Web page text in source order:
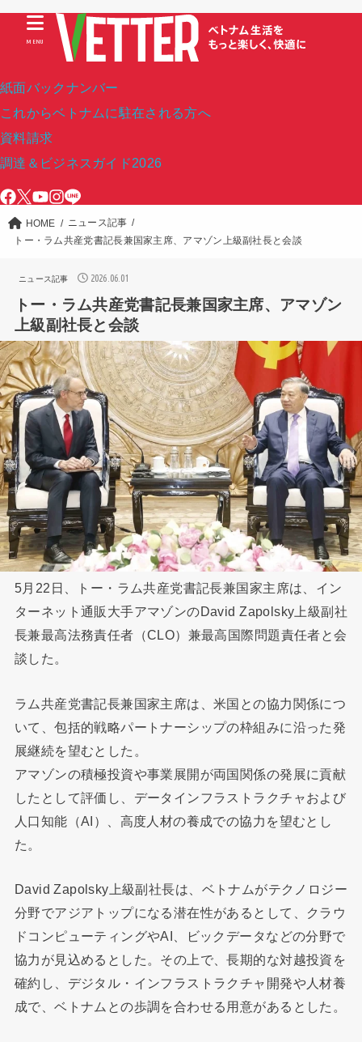
紙面バックナンバー
これからベトナムに駐在される方へ
資料請求
調達＆ビジネスガイド2026
MENU
HOME
ニュース記事
トー・ラム共産党書記長兼国家主席、アマゾン上級副社長と会談
ニュース記事 2026.06.01
トー・ラム共産党書記長兼国家主席、アマゾン
上級副社長と会談
5月22日、トー・ラム共産党書記長兼国家主席は、イン
ターネット通販大手アマゾンのDavid Zapolsky上級副社
長兼最高法務責任者（CLO）兼最高国際問題責任者と会
談した。
ラム共産党書記長兼国家主席は、米国との協力関係につ
いて、包括的戦略パートナーシップの枠組みに沿った発
展継続を望むとした。
アマゾンの積極投資や事業展開が両国関係の発展に貢献
したとして評価し、データインフラストラクチャおよび
人口知能（AI）、高度人材の養成での協力を望むとし
た。
David Zapolsky上級副社長は、ベトナムがテクノロジー
分野でアジアトップになる潜在性があるとして、クラウ
ドコンピューティングやAI、ビックデータなどの分野で
協力が見込めるとした。その上で、長期的な対越投資を
確約し、デジタル・インフラストラクチャ開発や人材養
成で、ベトナムとの歩調を合わせる用意があるとした。